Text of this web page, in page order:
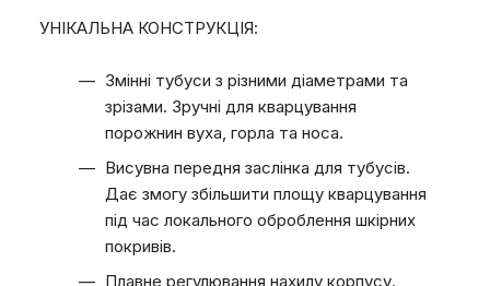
УНІКАЛЬНА КОНСТРУКЦІЯ:
Змінні тубуси з різними діаметрами та
зрізами. Зручні для кварцування
порожнин вуха, горла та носа.
Висувна передня заслінка для тубусів.
Дає змогу збільшити площу кварцування
під час локального оброблення шкірних
покривів.
Плавне регулювання нахилу корпусу.